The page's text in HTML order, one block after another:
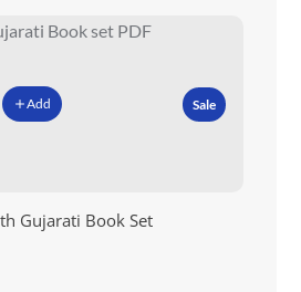
Add Sale
Gujarati Book Set